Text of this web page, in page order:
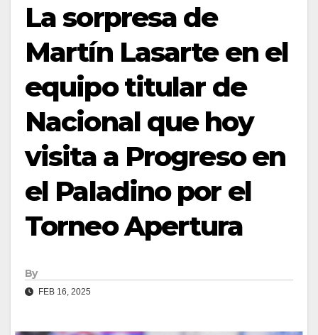
La sorpresa de
Martín Lasarte en el
equipo titular de
Nacional que hoy
visita a Progreso en
el Paladino por el
Torneo Apertura
By
FEB 16, 2025